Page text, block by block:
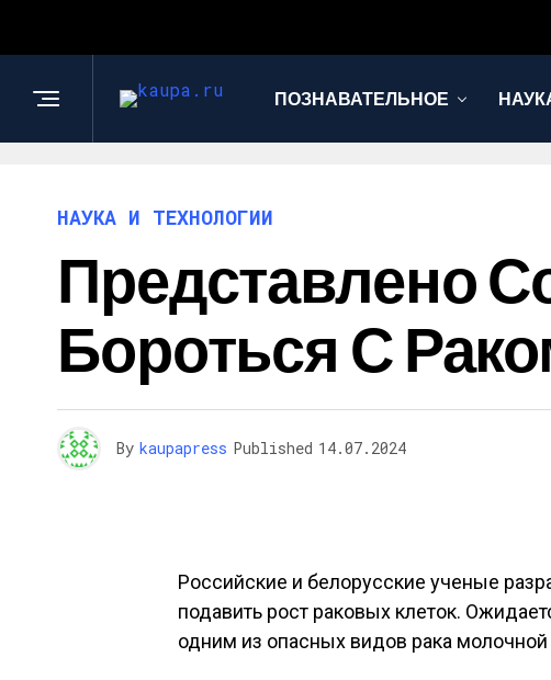
ПОЗНАВАТЕЛЬНОЕ
НАУКА И ТЕХНОЛОГИИ
Представлено
Бороться С
By kaupapress Published 14.07.2024
Российские и белорусские ученые
подавить рост раковых клеток.
одним из опасных видов рака